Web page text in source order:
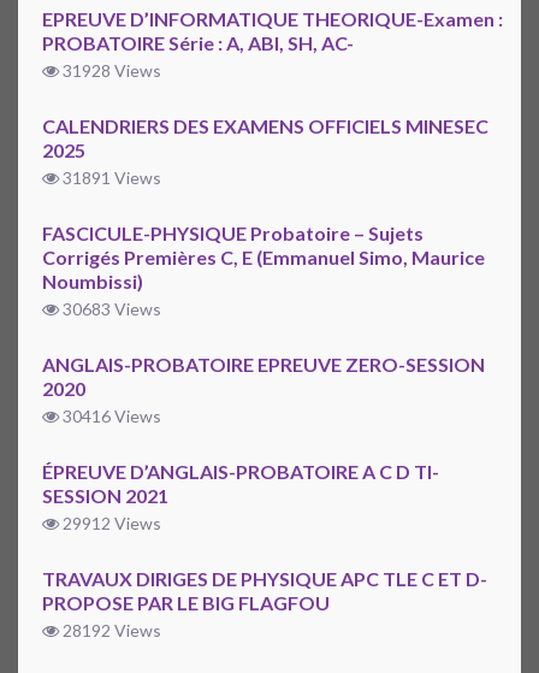
EPREUVE D’INFORMATIQUE THEORIQUE-Examen :
PROBATOIRE Série : A, ABI, SH, AC-
31928 Views
CALENDRIERS DES EXAMENS OFFICIELS MINESEC
2025
31891 Views
FASCICULE-PHYSIQUE Probatoire – Sujets
Corrigés Premières C, E (Emmanuel Simo, Maurice
Noumbissi)
30683 Views
ANGLAIS-PROBATOIRE EPREUVE ZERO-SESSION
2020
30416 Views
ÉPREUVE D’ANGLAIS-PROBATOIRE A C D TI-
SESSION 2021
29912 Views
TRAVAUX DIRIGES DE PHYSIQUE APC TLE C ET D-
PROPOSE PAR LE BIG FLAGFOU
28192 Views